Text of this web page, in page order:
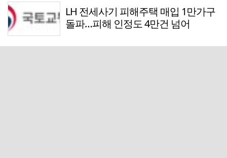
LH 전세사기 피해주택 매입 1만가구
돌파…피해 인정도 4만건 넘어